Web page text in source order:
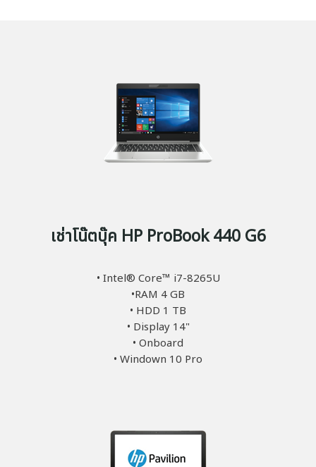
เช่าโน๊ตบุ๊ค HP ProBook 440 G6
• Intel® Core™ i7-8265U
•RAM 4 GB
• HDD 1 TB
• Display 14"
• Onboard
• Windown 10 Pro